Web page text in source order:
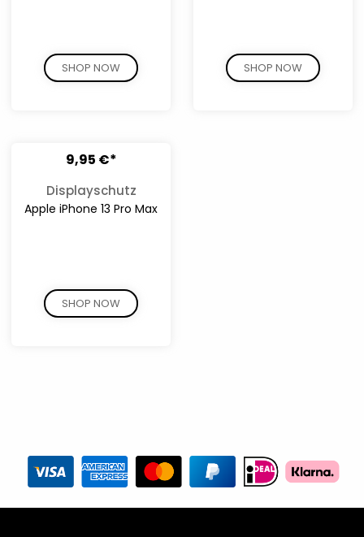
SHOP NOW SHOP NOW
9,95 €*
Displayschutz
Apple iPhone 13 Pro Max
SHOP NOW